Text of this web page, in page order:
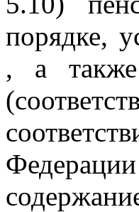
порядке,
, а